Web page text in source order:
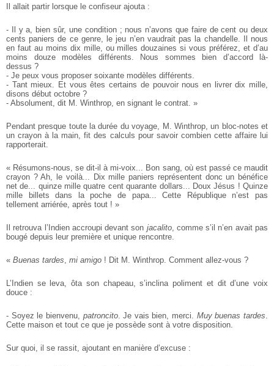
Il allait partir lorsque le confiseur ajouta :
- Il y a, bien sûr, une condition ; nous n’avons que faire de cent ou deux
cents paniers de ce genre, le jeu n’en vaudrait pas la chandelle. Il nous
en faut au moins dix mille, ou milles douzaines si vous préférez, et d’au
moins douze modèles différents. Nous sommes bien d’accord là-
dessus ?
- Je peux vous proposer soixante modèles différents.
- Tant mieux. Et vous êtes certains de pouvoir nous en livrer dix mille,
disons début octobre ?
- Absolument, dit M. Winthrop, en signant le contrat. »
Pendant presque toute la durée du voyage, M. Winthrop, un bloc-notes et
un crayon à la main, fit des calculs pour savoir combien cette affaire lui
rapporterait.
« Résumons-nous, se dit-il à mi-voix... Bon sang, où est passé ce maudit
crayon ? Ah, le voilà... Dix mille paniers représentent donc un bénéfice
net de... quinze mille quatre cent quarante dollars... Doux Jésus ! Quinze
mille billets dans la poche de papa... Cette République n’est pas
tellement arriérée, après tout ! »
Il retrouva l’Indien accroupi devant son jacalito, comme s’il n’en avait pas
bougé depuis leur première et unique rencontre.
« Buenas tardes, mi amigo ! Dit M. Winthrop. Comment allez-vous ?
L’Indien se leva, ôta son chapeau, s’inclina poliment et dit d’une voix
douce :
- Soyez le bienvenu, patroncito. Je vais bien, merci. Muy buenas tardes.
Cette maison et tout ce que je possède sont à votre disposition.
Sur quoi, il se rassit, ajoutant en manière d’excuse :